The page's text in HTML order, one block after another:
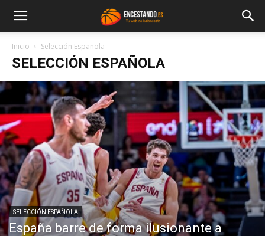
Inicio Selección Española
SELECCIÓN ESPAÑOLA
SELECCIÓN ESPAÑOLA
España barre de forma ilusionante a